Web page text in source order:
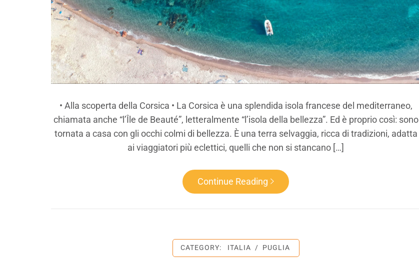
• Alla scoperta della Corsica • La Corsica è una splendida isola francese del mediterraneo,
chiamata anche “l’Île de Beauté”, letteralmente “l’isola della bellezza”. Ed è proprio così: sono
tornata a casa con gli occhi colmi di bellezza. È una terra selvaggia, ricca di tradizioni, adatta
ai viaggiatori più eclettici, quelli che non si stancano […]
Continue Reading
CATEGORY: ITALIA / PUGLIA